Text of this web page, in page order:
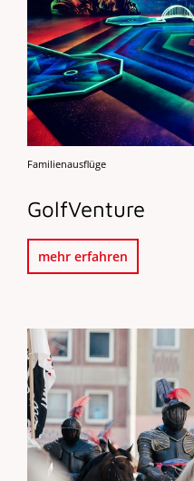
Familienausflüge
GolfVenture
mehr erfahren